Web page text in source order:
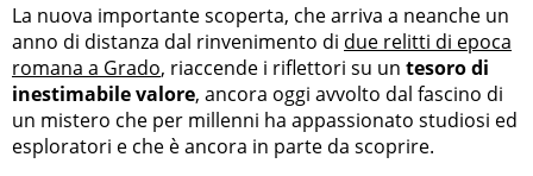
La nuova importante scoperta, che arriva a neanche un
anno di distanza dal rinvenimento di due relitti di epoca
romana a Grado, riaccende i riflettori su un tesoro di
inestimabile valore, ancora oggi avvolto dal fascino di
un mistero che per millenni ha appassionato studiosi ed
esploratori e che è ancora in parte da scoprire.